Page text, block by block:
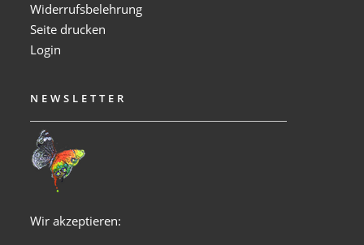
Widerrufsbelehrung
Seite drucken
Login
NEWSLETTER
Wir akzeptieren: